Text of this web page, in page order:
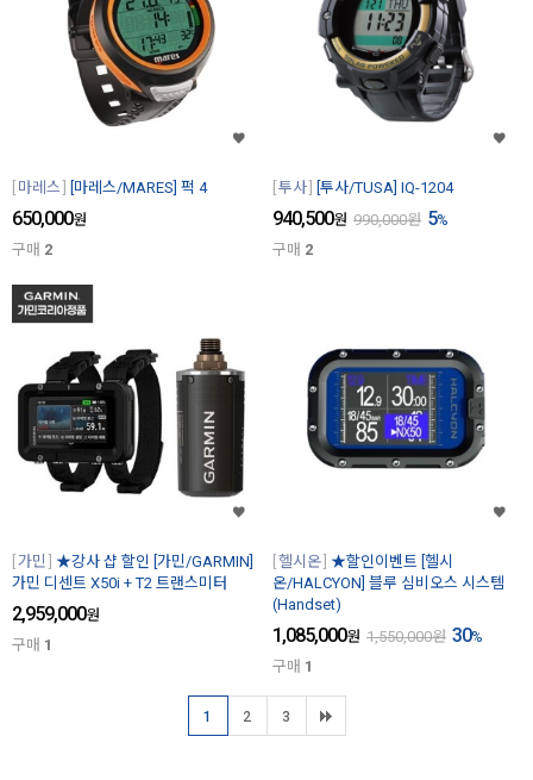
마레스 [마레스/MARES] 퍽 4
650,000원
구매 2
투사 [투사/TUSA] IQ-1204
940,500원 990,000원 5%
구매 2
가민 ★강사 샵 할인 [가민/GARMIN]
가민 디센트 X50i + T2 트랜스미터
2,959,000원
구매 1
헬시온 ★할인이벤트 [헬시
온/HALCYON] 블루 심비오스 시스템
(Handset)
1,085,000원 1,550,000원 30%
구매 1
1 2 3